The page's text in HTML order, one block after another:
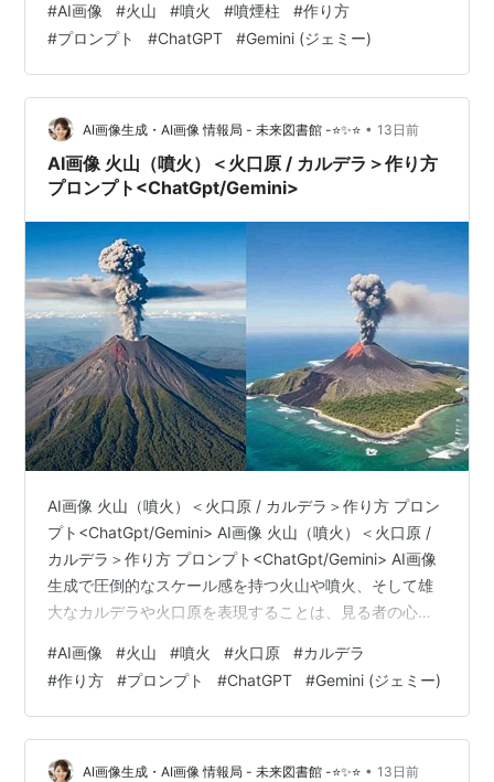
生成は非常に人気があります。しかし、ChatGPTや
Geminiなどの生成AIでただ「火山の噴火」と入力するだ
けでは、思い描いた通りの迫力や細部のリアルさを表現
するのは難しいことがあります。 ここでは、プロのクリ
エイターのような超リアルで圧倒的な質感を持つ…
#AI画像 #火山 #噴火 #噴煙柱 #作り方
#プロンプト #ChatGPT #Gemini (ジェミー)
AI画像生成・AI画像 情報局 - 未来図書館 -⭐✨⭐ • 13日前
AI画像 火山（噴火）＜火口原 / カルデラ＞作り方
プロンプト<ChatGpt/Gemini>
AI画像 火山（噴火）＜火口原 / カルデラ＞作り方 プロン
プト<ChatGpt/Gemini> AI画像 火山（噴火）＜火口原 /
カルデラ＞作り方 プロンプト<ChatGpt/Gemini> AI画像
生成で圧倒的なスケール感を持つ火山や噴火、そして雄
大なカルデラや火口原を表現することは、見る者の心を
す。自然の驚異や地球の息吹を感じさせるリアルな情景
を描き出すためには、光のコントラストや煙、溶岩の質
感などを的確に指示するAI画像用のプロンプトがカギと
なります。ここでは、ChatGPTやGeminiなどの生成AIを
活用して、ダイナミックな火山活…
#AI画像 #火山 #噴火 #火口原 #カルデラ
#作り方 #プロンプト #ChatGPT #Gemini (ジェミー)
AI画像生成・AI画像 情報局 - 未来図書館 -⭐✨⭐ • 13日前